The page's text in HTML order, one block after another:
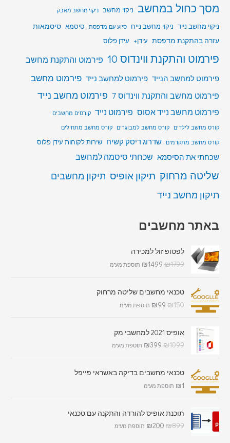
מסך כחול במחשב ניקוי מחשב ניקוי מחשב מאבק
ניקוי מחשב נייד ניקוי מחשב נייח סיוע עם מדפסת סיסמא סיסמאות
עזרה בהתקנת מדפסת עידן+ עידן פלוס
פירמוט והתקנת ווינדוס 10 פירמוט והתקנת מחשב
פירמוט למחשב הנייד פירמוט למחשב נייד פירמוט מחשב
פירמוט מחשב והתקנת ווינדוס 7
פירמוט מחשב נייד
פירמוט מחשב נייד אסוס פירמוט נייד קורסים מחשבים
קורס מחשב לילדים
קורס מחשב למבוגרים
קורס מחשב מתחילים
קורס מחשב מתקדמים
שדרוג דיסק קשיח שירות לקוחות עידן פלוס
שכחתי את הסיסמא שכחתי סיסמה למחשב
שליטה מרחוק תיקון אופיס תיקון מחשבים
תיקון מחשב נייד
באתר מחשבים
לפטופ זול למכירה
₪1799
₪1499 תוספת מע"מ
טכנאי מחשבים שליטה מרחוק
₪150
₪99 תוספת מע"מ
אופיס 2021 למחשבי מק
₪1099
₪399 תוספת מע"מ
טכנאי מחשבים בדיקה באשראי פייפל
₪1 תוספת מע"מ
תוכנת אופיס להורדה והתקנה עם טכנאי
₪899
₪200 תוספת מע"מ